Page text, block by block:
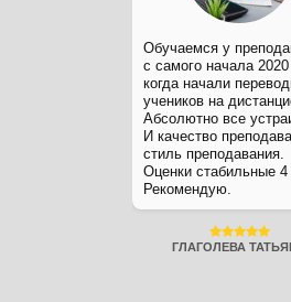
Обучаемся у
с самого начала 2020
когда начали
учеников на
Абсолютно все
И качество
стиль преподавания.
Оценки стабильные 4
Рекомендую.
ГЛАГОЛЕВА